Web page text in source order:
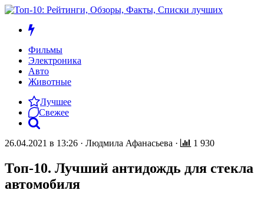
Фильмы
Электроника
Авто
Животные
Лучшее
Свежее
26.04.2021 в 13:26 · Людмила Афанасьева · 1 930
Топ-10. Лучший антидождь для стекла
автомобиля